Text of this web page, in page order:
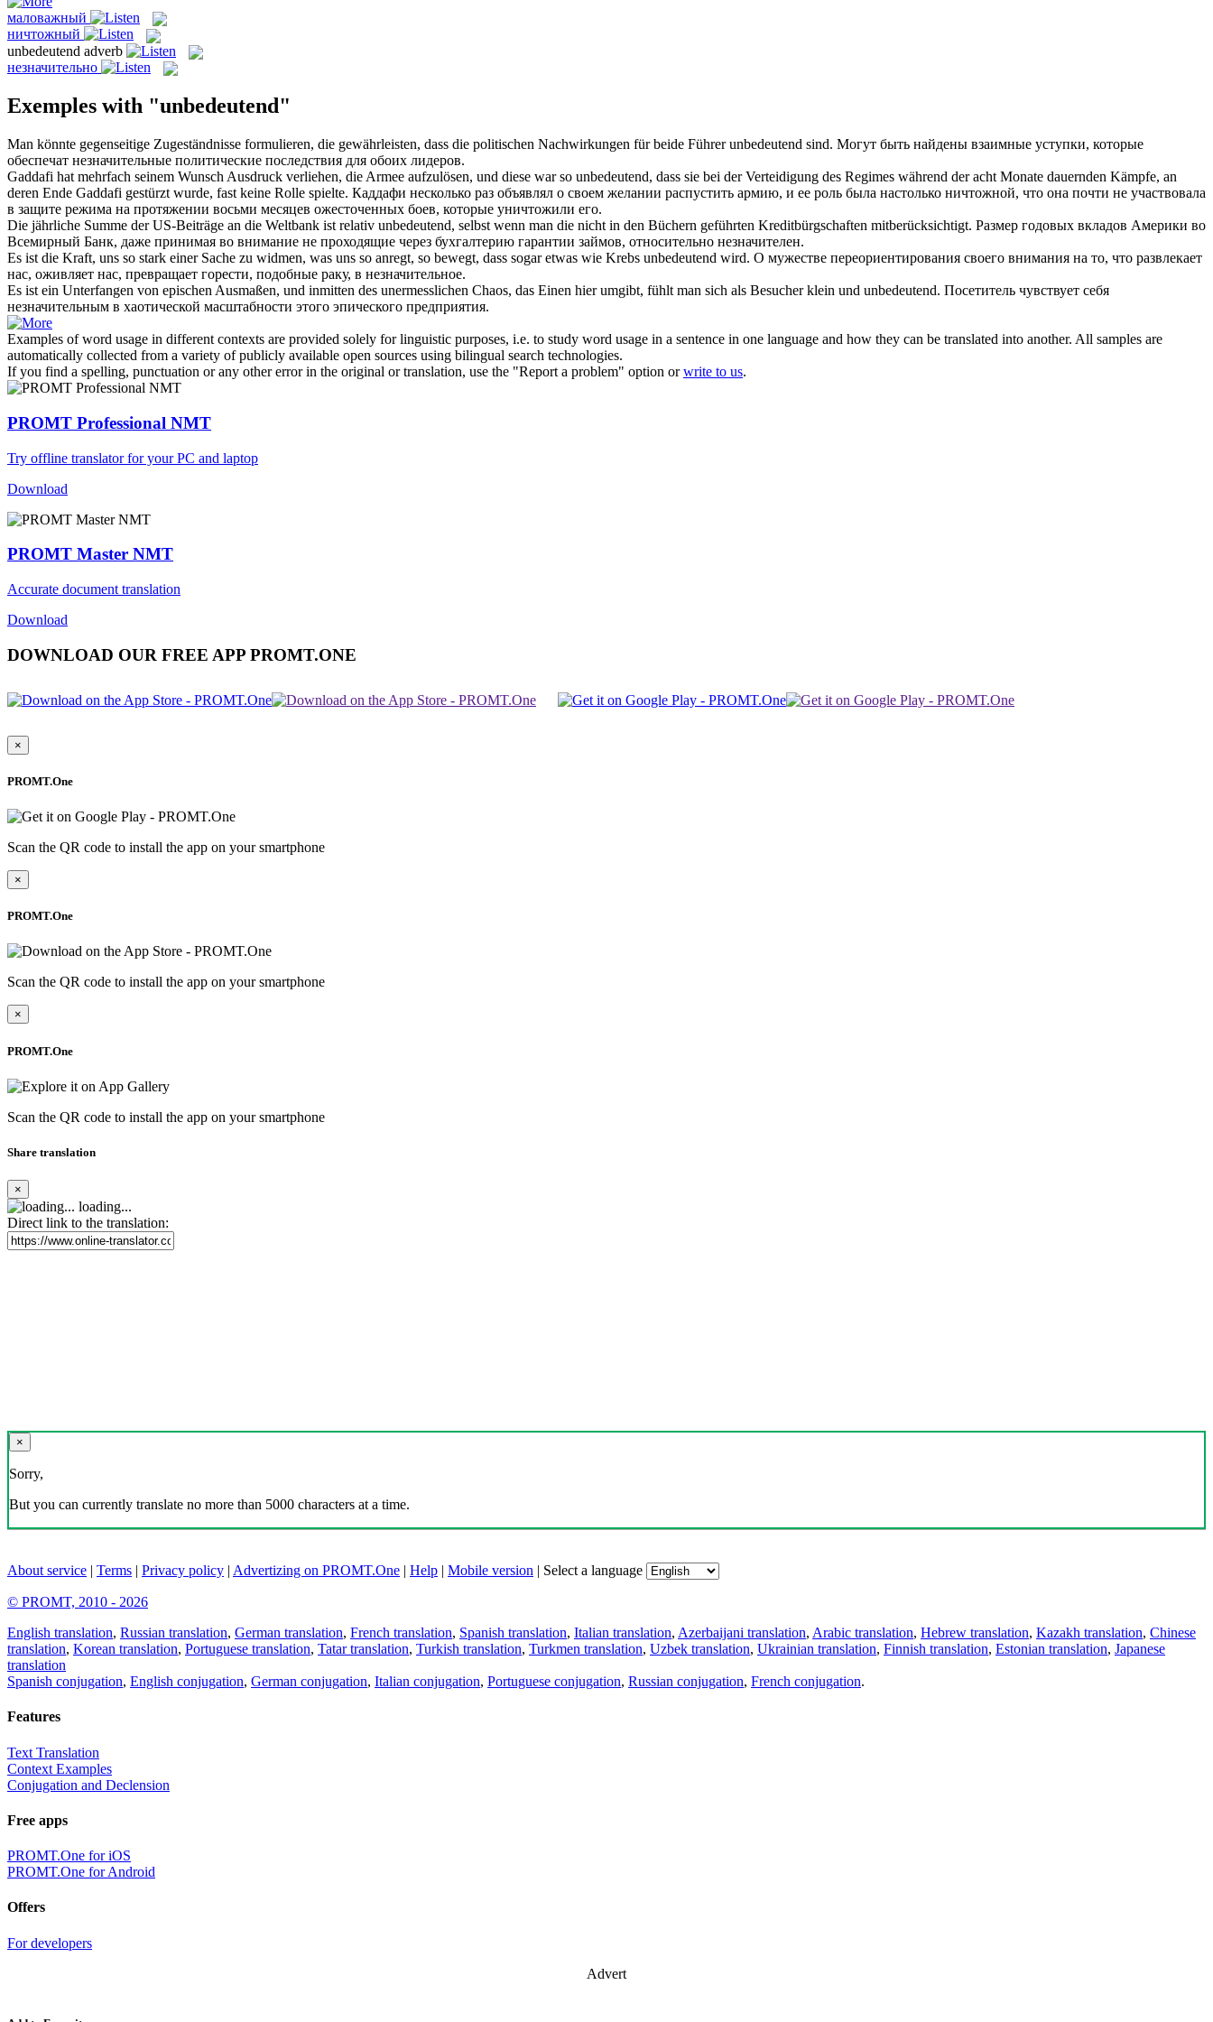
маловажный
ничтожный
unbedeutend adverb
незначительно
Exemples with "unbedeutend"
Man könnte gegenseitige Zugeständnisse formulieren, die gewährleisten, dass die politischen Nachwirkungen für beide Führerunbedeutend sind. Могут быть найдены взаимные уступки, которые
обеспечат незначительные политические последствия для обоих лидеров.
Gaddafi hat mehrfach seinem Wunsch Ausdruck verliehen, die Armee aufzulösen, und diese war so unbedeutend, dass sie bei der Verteidigung des Regimes während der acht Monate dauernden Kämpfe, an
deren Ende Gaddafi gestürzt wurde, fast keine Rolle spielte. Каддафи несколько раз объявлял о своем желании распустить армию, и ее роль была настолько ничтожной, что она почти не участвовала
в защите режима на протяжении восьми месяцев ожесточенных боев, которые уничтожили его.
Die jährliche Summe der US-Beiträge an die Weltbank ist relativ unbedeutend, selbst wenn man die nicht in den Büchern geführten Kreditbürgschaften mitberücksichtigt. Размер годовых вкладов Америки во
Всемирный Банк, даже принимая во внимание не проходящие через бухгалтерию гарантии займов, относительно незначителен.
Es ist die Kraft, uns so stark einer Sache zu widmen, was uns so anregt, so bewegt, dass sogar etwas wie Krebs unbedeutend wird. О мужестве переориентирования своего внимания на то, что развлекает
нас, оживляет нас, превращает горести, подобные раку, в незначительное.
Es ist ein Unterfangen von epischen Ausmaßen, und inmitten des unermesslichen Chaos, das Einen hier umgibt, fühlt man sich als Besucher klein und unbedeutend. Посетитель чувствует себя
незначительным в хаотической масштабности этого эпического предприятия.
Examples of word usage in different contexts are provided solely for linguistic purposes, i.e. to study word usage in a sentence in one language and how they can be translated into another. All samples are
automatically collected from a variety of publicly available open sources using bilingual search technologies.
If you find a spelling, punctuation or any other error in the original or translation, use the "Report a problem" option orwrite to us.
PROMT Professional NMT
Try offline translator for your PC and laptop
Download
PROMT Master NMT
Accurate document translation
Download
DOWNLOAD OUR FREE APP PROMT.ONE
×
PROMT.One
Scan the QR code to install the app on your smartphone
×
PROMT.One
Scan the QR code to install the app on your smartphone
×
PROMT.One
Scan the QR code to install the app on your smartphone
Share translation
×
loading...
Direct link to the translation:
×
Sorry,
But you can currently translate no more than 5000 characters at a time.
About service | Terms | Privacy policy | Advertizing on PROMT.One | Help | Mobile version | Select a language
© PROMT, 2010 - 2026
English translation, Russian translation, German translation, French translation, Spanish translation, Italian translation, Azerbaijani translation, Arabic translation, Hebrew translation, Kazakh translation, Chinese
translation, Korean translation, Portuguese translation, Tatar translation, Turkish translation, Turkmen translation, Uzbek translation, Ukrainian translation, Finnish translation, Estonian translation, Japanese
translation
Spanish conjugation, English conjugation, German conjugation, Italian conjugation, Portuguese conjugation, Russian conjugation, French conjugation.
Features
Text Translation
Context Examples
Conjugation and Declension
Free apps
PROMT.One for iOS
PROMT.One for Android
Offers
For developers
Advert